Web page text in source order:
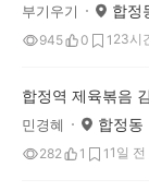
부기우기 합정
945 0 1 23시
합정역 제육볶음
민경혜 합정동
282 1 1 1일 전